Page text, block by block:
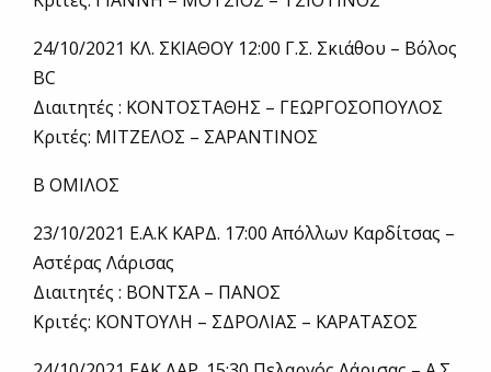
24/10/2021 ΚΛ. ΣΚΙΑΘΟΥ 12:00 Γ.Σ. Σκιάθου – Βόλος
BC
Διαιτητές : ΚΟΝΤΟΣΤΑΘΗΣ – ΓΕΩΡΓΟΣΟΠΟΥΛΟΣ
Κριτές: ΜΙΤΖΕΛΟΣ – ΣΑΡΑΝΤΙΝΟΣ
Β ΟΜΙΛΟΣ
23/10/2021 Ε.Α.Κ ΚΑΡΔ. 17:00 Απόλλων Καρδίτσας –
Αστέρας Λάρισας
Διαιτητές : ΒΟΝΤΣΑ – ΠΑΝΟΣ
Κριτές: ΚΟΝΤΟΥΛΗ – ΣΔΡΟΛΙΑΣ – ΚΑΡΑΤΑΣΟΣ